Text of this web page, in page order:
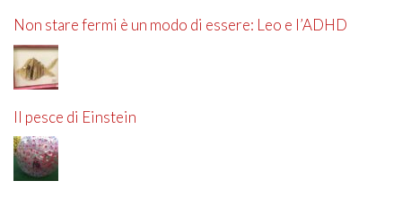
Non stare fermi è un modo di essere: Leo e l’ADHD
Il pesce di Einstein